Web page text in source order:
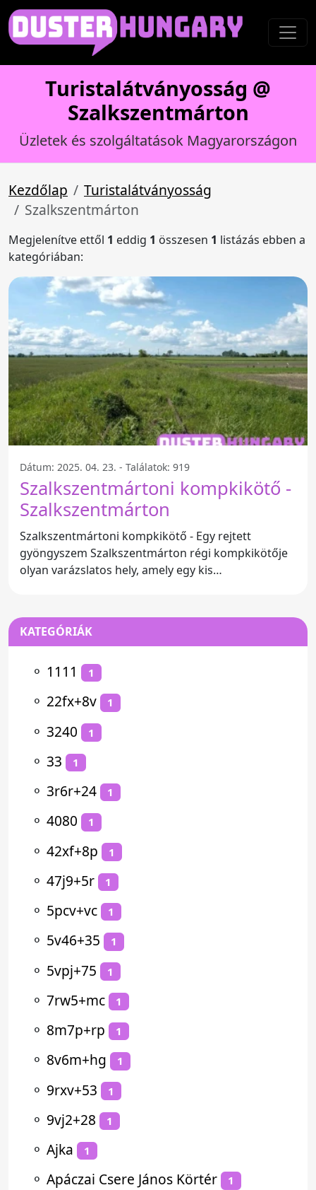
Turistalátványosság @
Szalkszentmárton
Üzletek és szolgáltatások Magyarországon
Kezdőlap
Turistalátványosság
Szalkszentmárton
Megjelenítve ettől 1 eddig 1 összesen 1 listázás ebben a
kategóriában:
Dátum: 2025. 04. 23. - Találatok: 919
Szalkszentmártoni kompkikötő -
Szalkszentmárton
Szalkszentmártoni kompkikötő - Egy rejtett
gyöngyszem Szalkszentmárton régi kompkikötője
olyan varázslatos hely, amely egy kis
KATEGÓRIÁK
⚬ 1111 1
⚬ 22fx+8v 1
⚬ 3240 1
⚬ 33 1
⚬ 3r6r+24 1
⚬ 4080 1
⚬ 42xf+8p 1
⚬ 47j9+5r 1
⚬ 5pcv+vc 1
⚬ 5v46+35 1
⚬ 5vpj+75 1
⚬ 7rw5+mc 1
⚬ 8m7p+rp 1
⚬ 8v6m+hg 1
⚬ 9rxv+53 1
⚬ 9vj2+28 1
⚬ Ajka 1
⚬ Apáczai Csere János Körtér 1